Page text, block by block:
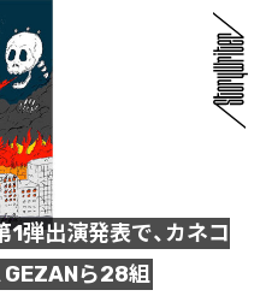
1弾出演発表で、カネコ
GEZANら28組